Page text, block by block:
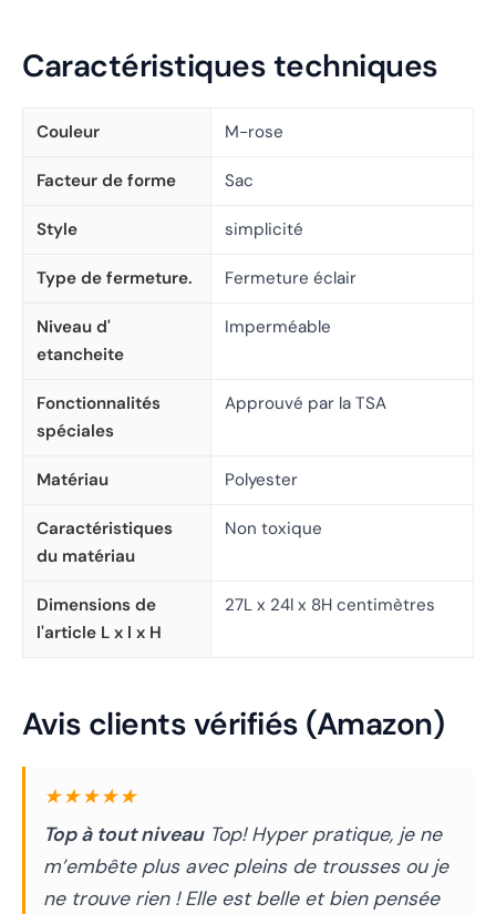
Caractéristiques techniques
Couleur M-rose
Facteur de forme Sac
Style simplicité
Type de fermeture. Fermeture éclair
Niveau d'
etancheite
Imperméable
Fonctionnalités
spéciales
Approuvé par la TSA
Matériau Polyester
Caractéristiques
du matériau
Non toxique
Dimensions de
l'article L x l x H
27L x 24l x 8H centimètres
Avis clients vérifiés (Amazon)
★★★★★
Top à tout niveauTop! Hyper pratique, je ne
m’embête plus avec pleins de trousses ou je
ne trouve rien ! Elle est belle et bien pensée